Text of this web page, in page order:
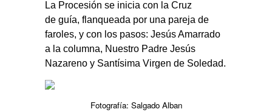
La Procesión se inicia con la Cruz
de guía, flanqueada por una pareja de
faroles, y con los pasos: Jesús Amarrado
a la columna, Nuestro Padre Jesús
Nazareno y Santísima Virgen de Soledad.
Fotografía: Salgado Alban